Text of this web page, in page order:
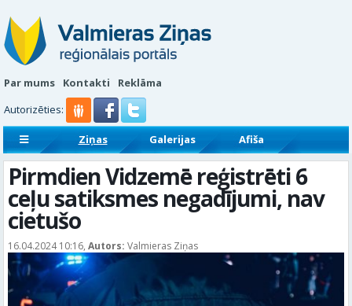
Par mums Kontakti
Reklāma
Autorizēties:
Ziņas Galerijas
Afiša
Sludinājumi
Reklāmraksti
Pirmdien Vidzemē reģistrēti 6
ceļu satiksmes negadījumi, nav
cietušo
16.04.2024 10:16, Autors: Valmieras Ziņas